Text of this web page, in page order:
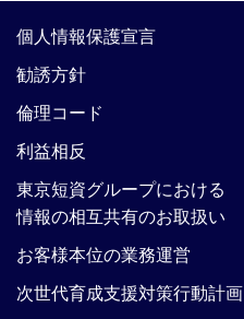
個人情報保護宣言
勧誘方針
倫理コード
利益相反
東京短資グループにおける
情報の相互共有のお取扱い
お客様本位の業務運営
次世代育成支援対策行動計画